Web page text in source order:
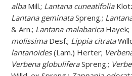
albaMill.; Lantana cuneatifolia
Lantana geminataSpreng.;
& Arn.; Lantana malabaricaHayek;
molissimaDesf.; Lippia citrata
lantanoides(Lam.) Herter;
Verbena globuliferaSpreng.;